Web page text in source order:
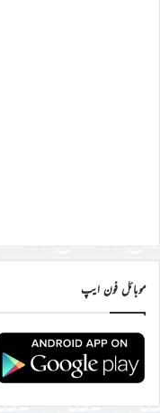
موبائل فون ایپ